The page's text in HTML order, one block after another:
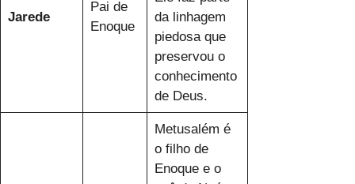
Jarede
Pai de
Enoque
da linhagem
piedosa que
preservou o
conhecimento
de Deus.
Metusalém é
o filho de
Enoque e o